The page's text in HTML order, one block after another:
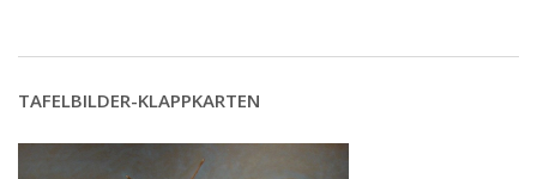
TAFELBILDER-KLAPPKARTEN